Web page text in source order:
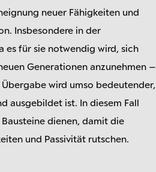
neuer Fähigkeiten und
Insbesondere in der
es für sie notwendig wird, sich
Generationen anzunehmen –
wird umso bedeutender,
ausgebildet ist. In diesem Fall
dienen, damit die
und Passivität rutschen.